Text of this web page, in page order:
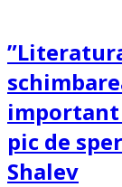
pic de
Shalev